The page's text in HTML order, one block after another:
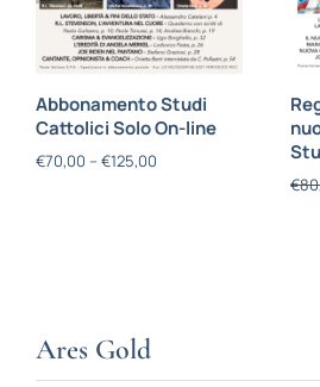
Abbonamento Studi
Cattolici Solo On-line
€70,00 – €125,00
€
Ares Gold